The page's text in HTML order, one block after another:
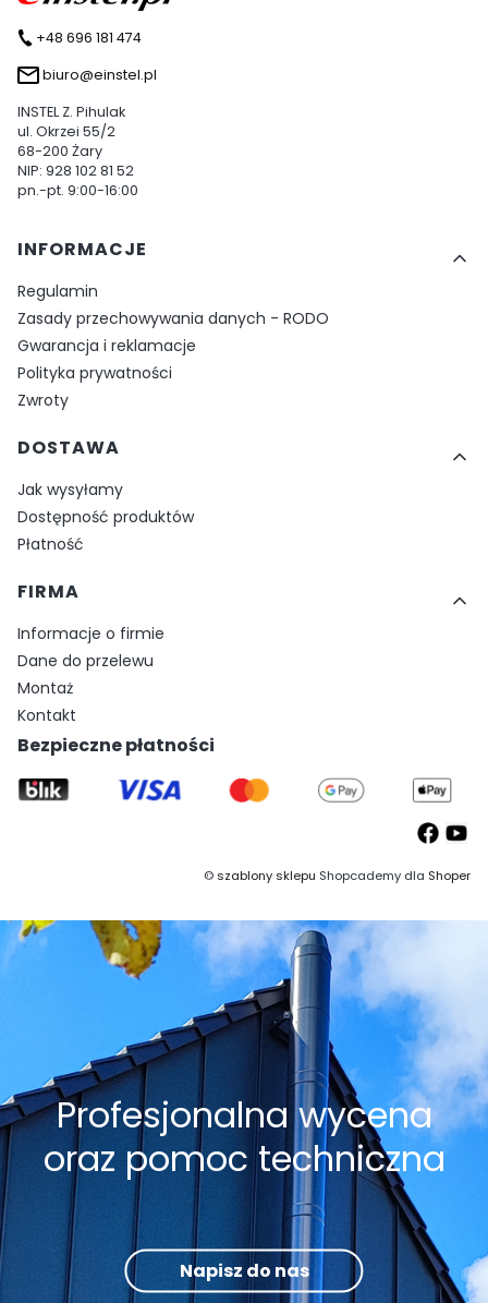
+48 696 181 474
biuro@einstel.pl
INSTEL Z. Pihulak
ul. Okrzei 55/2
68-200 Żary
NIP: 928 102 81 52
pn.-pt. 9:00-16:00
Linki w stopce
INFORMACJE
Regulamin
Zasady przechowywania danych - RODO
Gwarancja i reklamacje
Polityka prywatności
Zwroty
DOSTAWA
Jak wysyłamy
Dostępność produktów
Płatność
FIRMA
Informacje o firmie
Dane do przelewu
Montaż
Kontakt
Bezpieczne płatności
©szablony sklepu Shopcademy dla Shoper
Profesjonalna wycena
oraz pomoc techniczna
Napisz do nas